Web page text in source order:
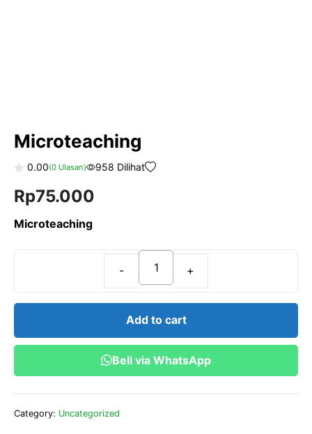
Microteaching
o
u
o
f
0.00(0Ulasan) 958 Dilihat
Rp75.000
Microteaching
Microteaching
quantity
Add to cart
Beli via WhatsApp
Category: Uncategorized